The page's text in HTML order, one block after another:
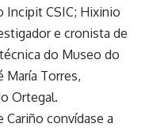
Incipit CSIC; Hixinio
e cronista de
do Museo do
María Torres,
Ortegal.
Cariño convídase a